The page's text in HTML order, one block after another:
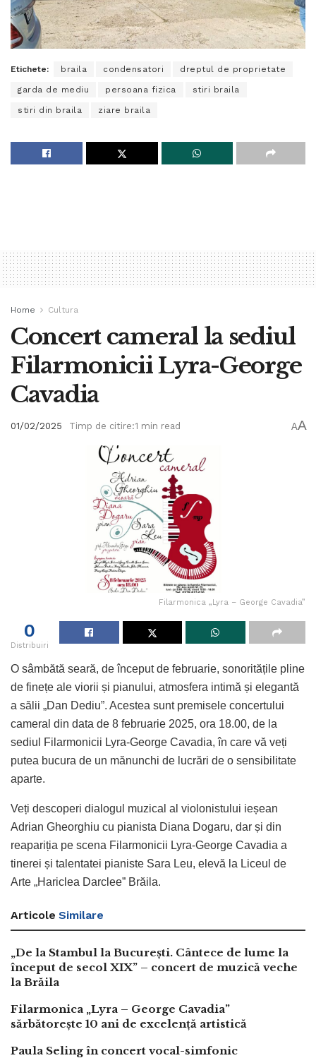
Etichete: braila condensatori dreptul de proprietate
garda de mediu persoana fizica stiri braila
stiri din braila ziare braila
Home Cultura
Concert cameral la sediul
Filarmonicii Lyra-George
Cavadia
01/02/2025 Timp de citire:1 min read AA
Filarmonica „Lyra – George Cavadia”
0
Distribuiri
O sâmbătă seară, de început de februarie, sonoritățile pline
de finețe ale viorii și pianului, atmosfera intimă și elegantă
a sălii „Dan Dediu”. Acestea sunt premisele concertului
cameral din data de 8 februarie 2025, ora 18.00, de la
sediul Filarmonicii Lyra-George Cavadia, în care vă veți
putea bucura de un mănunchi de lucrări de o sensibilitate
aparte.
Veți descoperi dialogul muzical al violonistului ieșean
Adrian Gheorghiu cu pianista Diana Dogaru, dar și din
reapariția pe scena Filarmonicii Lyra-George Cavadia a
tinerei și talentatei pianiste Sara Leu, elevă la Liceul de
Arte „Hariclea Darclee” Brăila.
Articole Similare
„De la Stambul la București. Cântece de lume la
început de secol XIX” – concert de muzică veche
la Brăila
Filarmonica „Lyra – George Cavadia”
sărbătorește 10 ani de excelență artistică
Paula Seling în concert vocal-simfonic